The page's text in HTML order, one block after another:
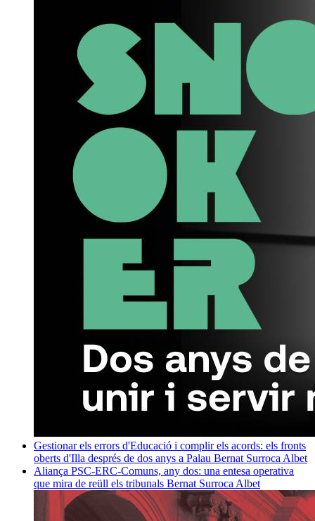
Gestionar els errors d'Educació i complir els acords: els fronts
oberts d'Illa després de dos anys a Palau Bernat Surroca Albet
Aliança PSC-ERC-Comuns, any dos: una entesa operativa
que mira de reüll els tribunals Bernat Surroca Albet